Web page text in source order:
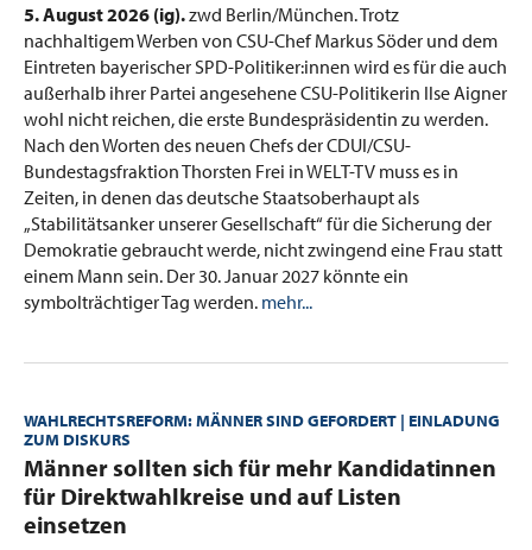
5. August 2026 (ig).zwd Berlin/München. Trotz
nachhaltigem Werben von CSU-Chef Markus Söder und dem
Eintreten bayerischer SPD-Politiker:innen wird es für die auch
außerhalb ihrer Partei angesehene CSU-Politikerin Ilse Aigner
wohl nicht reichen, die erste Bundespräsidentin zu werden.
Nach den Worten des neuen Chefs der CDUI/CSU-
Bundestagsfraktion Thorsten Frei in WELT-TV muss es in
Zeiten, in denen das deutsche Staatsoberhaupt als
„Stabilitätsanker unserer Gesellschaft“ für die Sicherung der
Demokratie gebraucht werde, nicht zwingend eine Frau statt
einem Mann sein. Der 30. Januar 2027 könnte ein
symbolträchtiger Tag werden. mehr...
WAHLRECHTSREFORM: MÄNNER SIND GEFORDERT | EINLADUNG
ZUM DISKURS
:Männer sollten sich für mehr Kandidatinnen
für Direktwahlkreise und auf Listen
einsetzen